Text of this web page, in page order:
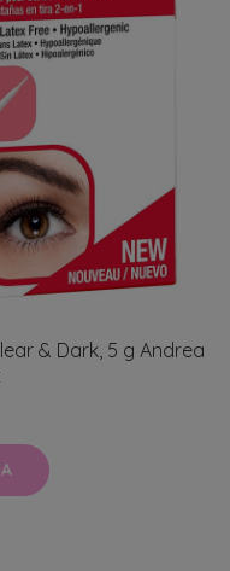
& Dark, 5 g Andrea